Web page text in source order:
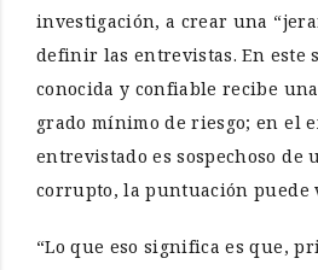
investigación, a crear una
definir las entrevistas. En este
conocida y confiable recibe
grado mínimo de riesgo; en el
entrevistado es sospechoso de
corrupto, la puntuación puede
“Lo que eso significa es que,